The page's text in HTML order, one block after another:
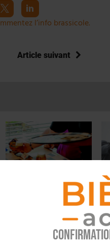
l’info brassicole.
Article suivant
Confrontée à la pénurie de
personnel dans l’Horeca,